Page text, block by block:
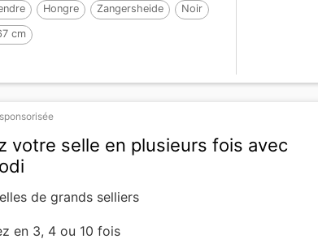
Hongre Zangersheide Noir
cm
votre selle en plusieurs fois avec
de grands selliers
en 3, 4 ou 10 fois